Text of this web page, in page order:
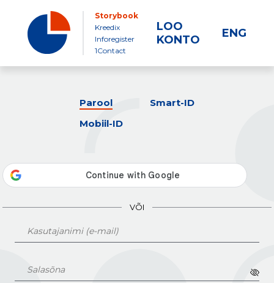
Storybook
Kreedix
Inforegister
1Contact
LOO
KONTO
ENG
Parool
Smart-ID
Mobiil-ID
VÕI